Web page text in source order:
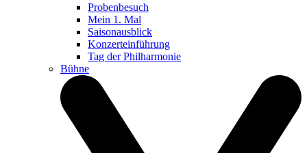
Probenbesuch
Mein 1. Mal
Saisonausblick
Konzerteinführung
Tag der Philharmonie
Bühne